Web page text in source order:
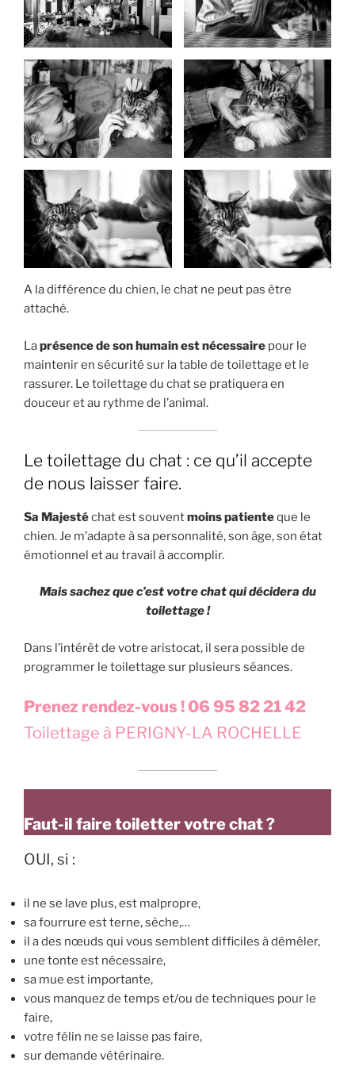
A la différence du chien, le chat ne peut pas être
attaché.
Laprésence de son humain est nécessaire pour le
maintenir en sécurité sur la table de toilettage et le
rassurer. Le toilettage du chat se pratiquera en
douceur et au rythme de l’animal.
Le toilettage du chat : ce qu’il accepte
de nous laisser faire.
Sa Majestéchat est souventmoins patienteque le
chien. Je m’adapte à sa personnalité, son âge, son état
émotionnel et au travail à accomplir.
Mais sachez que c’est votre chat qui décidera du
toilettage !
Dans l’intérêt de votre aristocat, il sera possible de
programmer le toilettage sur plusieurs séances.
Prenez rendez-vous ! 06 95 82 21 42
Toilettage à PERIGNY-LA ROCHELLE
Faut-il faire toiletter votre chat ?
OUI, si :
il ne se lave plus, est malpropre,
sa fourrure est terne, sèche,…
il a des nœuds qui vous semblent difficiles à démêler,
une tonte est nécessaire,
sa mue est importante,
vous manquez de temps et/ou de techniques pour le
faire,
votre félin ne se laisse pas faire,
sur demande vétérinaire.